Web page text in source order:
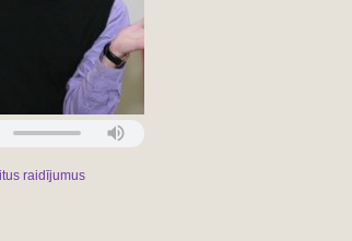
raidījumus